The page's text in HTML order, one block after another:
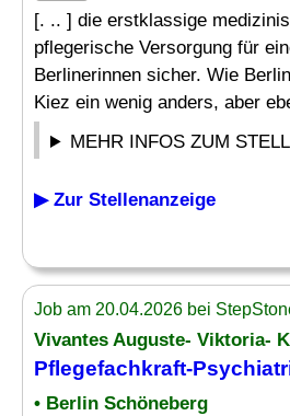
[. .. ] die erstklassige
pflegerische Versorgung für
Berlinerinnen sicher. Wie
Kiez ein wenig anders, aber
MEHR INFOS ZUM
▶ Zur Stellenanzeige
Job am 20.04.2026 bei
Vivantes Auguste- Viktoria-
Pflegefachkraft-
• Berlin Schöneberg